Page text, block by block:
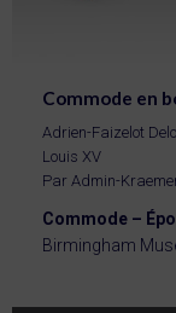
Commode en
Adrien-Faizelot
Louis XV
Par Admin-
Commode –
Birmingham